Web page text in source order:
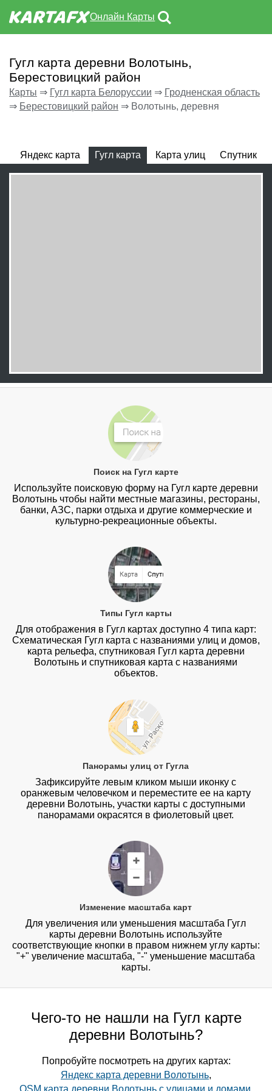
Онлайн Карты
Гугл карта деревни Волотынь,
Берестовицкий район
Карты ⇒ Гугл карта Белоруссии ⇒ Гродненская область
⇒ Берестовицкий район ⇒ Волотынь, деревня
Яндекс карта Гугл карта Карта улиц Спутник
Поиск на Гугл карте
Используйте поисковую форму на Гугл карте деревни
Волотынь чтобы найти местные магазины, рестораны,
банки, АЗС, парки отдыха и другие коммерческие и
культурно-рекреационные объекты.
Типы Гугл карты
Для отображения в Гугл картах доступно 4 типа карт:
Схематическая Гугл карта с названиями улиц и домов,
карта рельефа, спутниковая Гугл карта деревни
Волотынь и спутниковая карта с названиями
объектов.
Панорамы улиц от Гугла
Зафиксируйте левым кликом мыши иконку с
оранжевым человечком и переместите ее на карту
деревни Волотынь, участки карты с доступными
панорамами окрасятся в фиолетовый цвет.
Изменение масштаба карт
Для увеличения или уменьшения масштаба Гугл
карты деревни Волотынь используйте
соответствующие кнопки в правом нижнем углу карты:
"+" увеличение масштаба, "-" уменьшение масштаба
карты.
Чего-то не нашли на Гугл карте
деревни Волотынь?
Попробуйте посмотреть на других картах:
Яндекс карта деревни Волотынь,